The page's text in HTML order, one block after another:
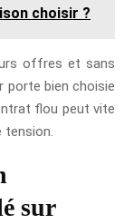
choisir ?
offres et sans
porte bien choisie
flou peut vite
sur